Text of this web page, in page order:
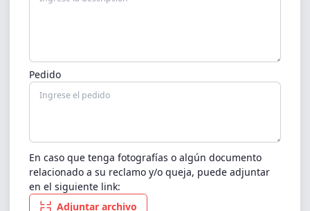
Pedido
En caso que tenga fotografías o algún documento
relacionado a su reclamo y/o queja, puede adjuntar
en el siguiente link:
Adjuntar archivo